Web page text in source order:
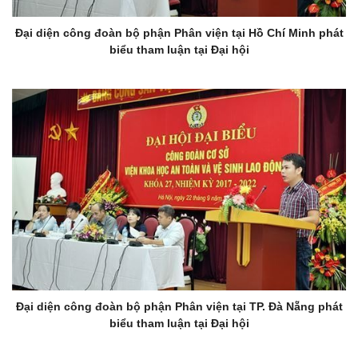
Đại diện công đoàn bộ phận Phân viện tại Hồ Chí Minh phát
biểu tham luận tại Đại hội
Đại diện công đoàn bộ phận Phân viện tại TP. Đà Nẵng phát
biểu tham luận tại Đại hội